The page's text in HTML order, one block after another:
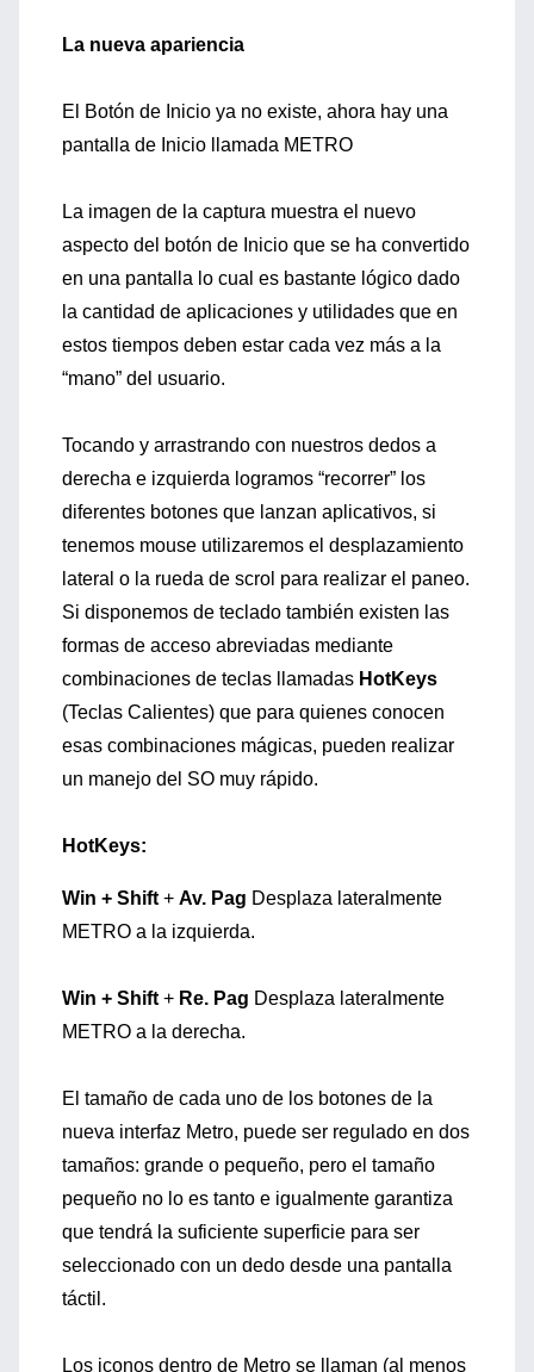
La nueva apariencia
El Botón de Inicio ya no existe, ahora hay una
pantalla de Inicio llamada METRO
La imagen de la captura muestra el nuevo
aspecto del botón de Inicio que se ha convertido
en una pantalla lo cual es bastante lógico dado
la cantidad de aplicaciones y utilidades que en
estos tiempos deben estar cada vez más a la
“mano” del usuario.
Tocando y arrastrando con nuestros dedos a
derecha e izquierda logramos “recorrer” los
diferentes botones que lanzan aplicativos, si
tenemos mouse utilizaremos el desplazamiento
lateral o la rueda de scrol para realizar el paneo.
Si disponemos de teclado también existen las
formas de acceso abreviadas mediante
combinaciones de teclas llamadas HotKeys
(Teclas Calientes) que para quienes conocen
esas combinaciones mágicas, pueden realizar
un manejo del SO muy rápido.
HotKeys:
Win + Shift + Av. Pag Desplaza lateralmente
METRO a la izquierda.
Win + Shift + Re. Pag Desplaza lateralmente
METRO a la derecha.
El tamaño de cada uno de los botones de la
nueva interfaz Metro, puede ser regulado en dos
tamaños: grande o pequeño, pero el tamaño
pequeño no lo es tanto e igualmente garantiza
que tendrá la suficiente superficie para ser
seleccionado con un dedo desde una pantalla
táctil.
Los iconos dentro de Metro se llaman (al menos